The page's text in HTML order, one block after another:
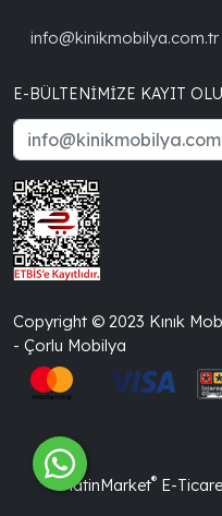
info@kinikmobilya.com.tr
E-BÜLTENIMIZE KAYIT
Copyright © 2023 Kınık
- Çorlu Mobilya
PlatinMarket® E-